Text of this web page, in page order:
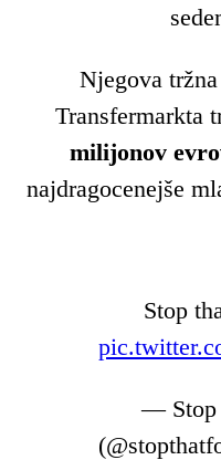
Njegova
Transfermarkta
milijonov
najdragocenejše
Stop
— Stop